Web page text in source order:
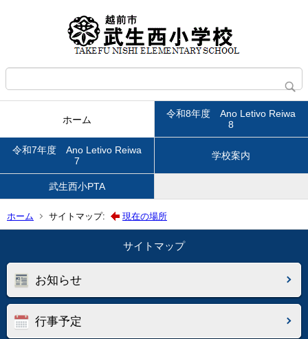
ホーム
令和8年度 Ano Letivo Reiwa
8
令和7年度 Ano Letivo Reiwa
7
学校案内
武生西小PTA
ホーム サイトマップ: 現在の場所
サイトマップ
お知らせ
行事予定